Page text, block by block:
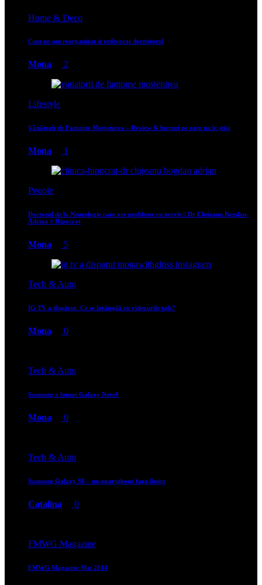
Home & Deco
Cum ne-am reorganizat si redecorat dormitorul
Mona 2
Lifestyle
Vânătorii de Fantome Moștenirea – Review & lucruri pe care nu le știai
Mona 1
People
Doctorul de la Neurologie care are probleme cu nervii // Dr Clujeanu Bogdan-
Adrian // Hipocrat
Mona 5
Tech & Auto
IG TV a dispărut. Ce se întâmplă cu videourile tale?
Mona 0
Tech & Auto
Samsung a lansat Galaxy Note8
Mona 0
Tech & Auto
Samsung Galaxy S8 – un smartphone fara limite
Catalina 0
FMWG Magazine
FMWG Magazine Mai 2014